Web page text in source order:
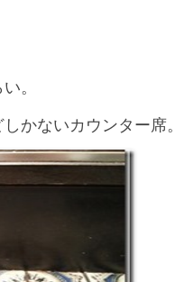
。
かないカウンター席